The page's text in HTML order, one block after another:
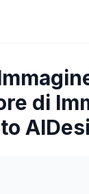
di